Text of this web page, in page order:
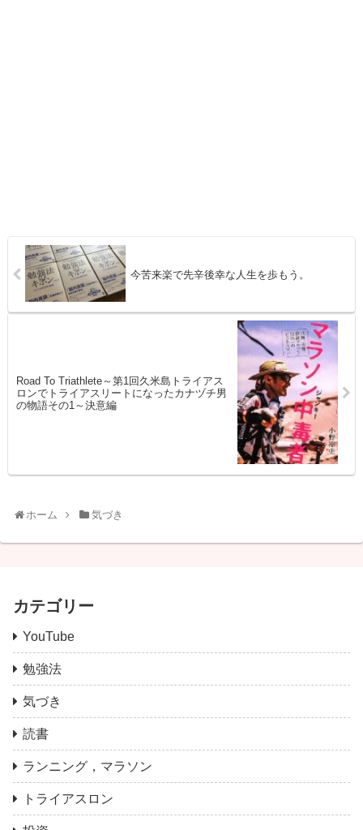
今苦来楽で先辛後幸な人生を歩もう。
Road To Triathlete～第1回久米島トライアス
ロンでトライアスリートになったカナヅチ男
の物語その1～決意編
ホーム 気づき
カテゴリー
YouTube
勉強法
気づき
読書
ランニング，マラソン
トライアスロン